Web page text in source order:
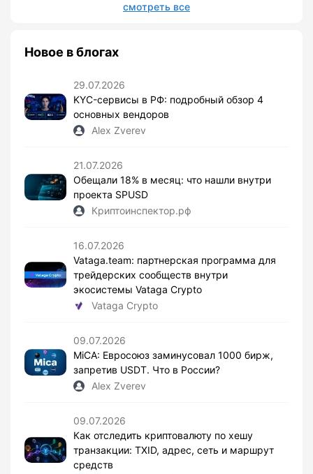
смотреть все
Новое в блогах
29.07.2026
KYC-сервисы в РФ: подробный обзор 4
основных вендоров
Alex Zverev
21.07.2026
Обещали 18% в месяц: что нашли внутри
проекта SPUSD
Криптоинспектор.рф
16.07.2026
Vataga.team: партнерская программа для
трейдерских сообществ внутри
экосистемы Vataga Crypto
Vataga Crypto
09.07.2026
MiCA: Евросоюз заминусовал 1000 бирж,
запретив USDT. Что в России?
Alex Zverev
09.07.2026
Как отследить криптовалюту по хешу
транзакции: TXID, адрес, сеть и маршрут
средств